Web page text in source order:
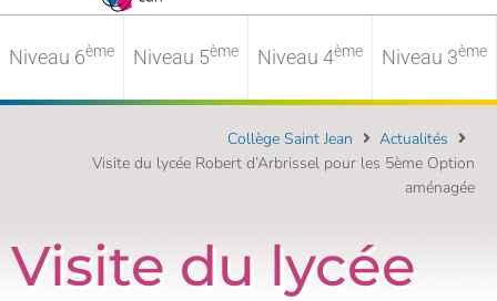
Niveau 6ème Niveau 5ème Niveau 4ème Niveau 3ème
Collège Saint Jean
Actualités
Visite du lycée Robert d’Arbrissel pour les 5ème Option
aménagée
Visite du lycée